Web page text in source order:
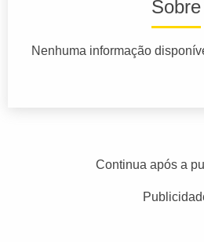
Sobre
Nenhuma informação
Continua após a